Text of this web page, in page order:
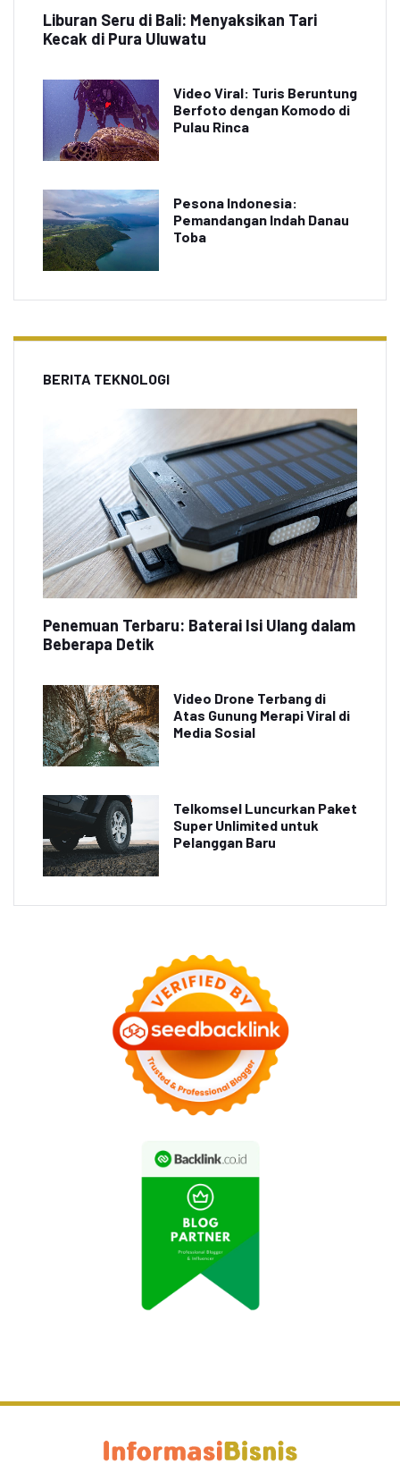
Liburan Seru di Bali: Menyaksikan Tari
Kecak di Pura Uluwatu
Video Viral: Turis Beruntung
Berfoto dengan Komodo di
Pulau Rinca
Pesona Indonesia:
Pemandangan Indah Danau
Toba
BERITA TEKNOLOGI
Penemuan Terbaru: Baterai Isi Ulang dalam
Beberapa Detik
Video Drone Terbang di
Atas Gunung Merapi Viral di
Media Sosial
Telkomsel Luncurkan Paket
Super Unlimited untuk
Pelanggan Baru